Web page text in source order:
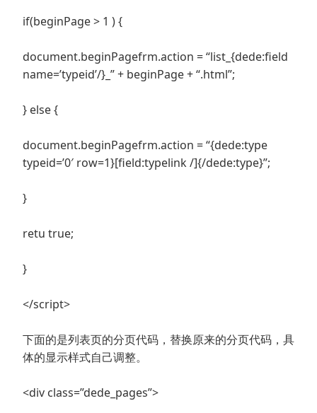
if(beginPage > 1 ) {
document.beginPagefrm.action = “list_{dede:field
name=’typeid’/}_” + beginPage + “.html”;
} else {
document.beginPagefrm.action = “{dede:type
typeid=’0′ row=1}[field:typelink /]{/dede:type}”;
}
retu true;
}
</script>
下面的是列表页的分页代码，替换原来的分页代码，具
体的显示样式自己调整。
<div class=”dede_pages”>